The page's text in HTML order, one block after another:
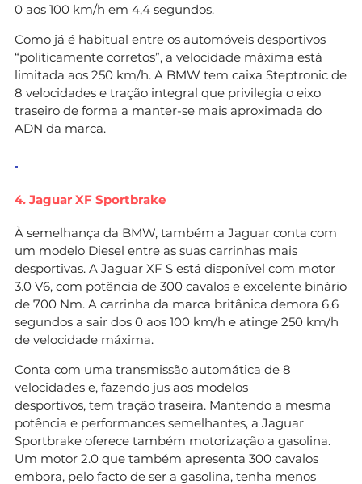
0 aos 100 km/h em 4,4 segundos.
Como já é habitual entre os automóveis desportivos
“politicamente corretos”, a velocidade máxima está
limitada aos 250 km/h. A BMW tem caixa Steptronic de
8 velocidades e tração integral que privilegia o eixo
traseiro de forma a manter-se mais aproximada do
ADN da marca.
4. Jaguar XF Sportbrake
À semelhança da BMW, também a Jaguar conta com
um modelo Diesel entre as suas carrinhas mais
desportivas. A Jaguar XF S está disponível com motor
3.0 V6, com potência de 300 cavalos e excelente binário
de 700 Nm. A carrinha da marca britânica demora 6,6
segundos a sair dos 0 aos 100 km/h e atinge 250 km/h
de velocidade máxima.
Conta com uma transmissão automática de 8
velocidades e, fazendo jus aos modelos
desportivos, tem tração traseira. Mantendo a mesma
potência e performances semelhantes, a Jaguar
Sportbrake oferece também motorização a gasolina.
Um motor 2.0 que também apresenta 300 cavalos
embora, pelo facto de ser a gasolina, tenha menos